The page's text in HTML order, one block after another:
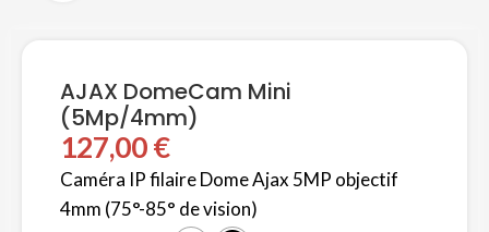
AJAX DomeCam Mini
(5Mp/4mm)
127,00€
Caméra IP filaire Dome Ajax 5MP objectif
4mm (75°-85° de vision)